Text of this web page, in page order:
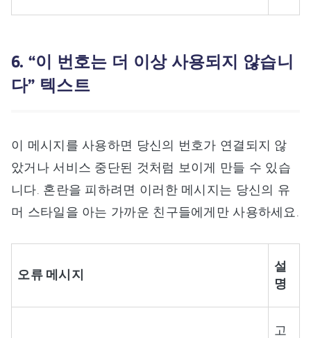
6. “이 번호는 더 이상 사용되지 않습니
다” 텍스트
이 메시지를 사용하면 당신의 번호가 연결되지 않
았거나 서비스 중단된 것처럼 보이게 만들 수 있습
니다. 혼란을 피하려면 이러한 메시지는 당신의 유
머 스타일을 아는 가까운 친구들에게만 사용하세요.
오류 메시지
설
명
고